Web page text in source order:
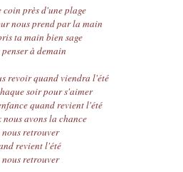
coin près d'une plage
nous prend par la main
ta main bien sage
penser à demain
revoir quand viendra l'été
soir pour s'aimer
quand revient l'été
nous avons la chance
nous retrouver
revient l'été
nous retrouver